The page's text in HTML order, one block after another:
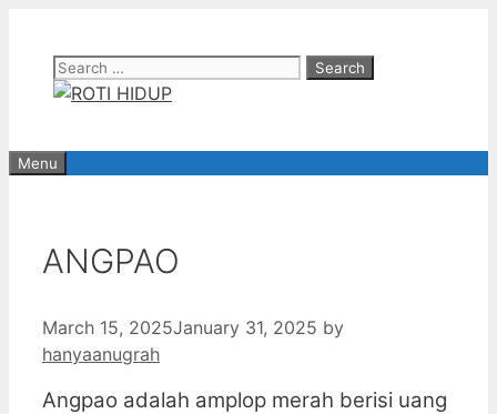
contentSearch
for:
Menu
ANGPAO
March 15, 2025January 31, 2025 by
hanyaanugrah
Angpao adalah amplop merah berisi uang